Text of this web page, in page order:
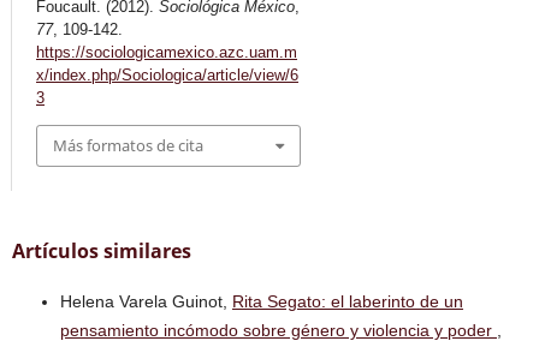
Foucault. (2012). Sociológica México
77, 109-142.
https://sociologicamexico.azc.uam.m
x/index.php/Sociologica/article/view/6
3
Más formatos de cita
Artículos similares
Helena Varela Guinot, Rita Segato: el laberinto de un
pensamiento incómodo sobre género y violencia y poder